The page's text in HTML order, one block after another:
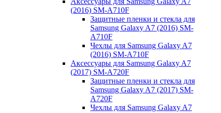
(2016) SM-A710F
Защитные пленки и стекла для
Samsung Galaxy A7 (2016) SM-
A710F
Чехлы для Samsung Galaxy A7
(2016) SM-A710F
Аксессуары для Samsung Galaxy A7
(2017) SM-A720F
Защитные пленки и стекла для
Samsung Galaxy A7 (2017) SM-
A720F
Чехлы для Samsung Galaxy A7